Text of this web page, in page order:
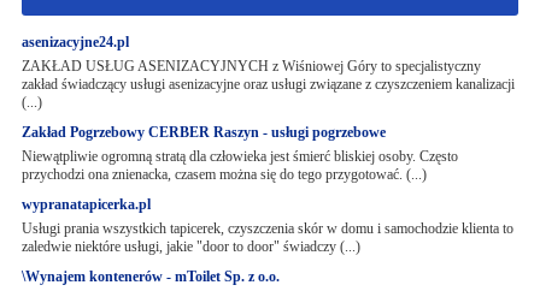
asenizacyjne24.pl
ZAKŁAD USŁUG ASENIZACYJNYCH z Wiśniowej Góry to specjalistyczny
zakład świadczący usługi asenizacyjne oraz usługi związane z czyszczeniem kanalizacji
(...)
Zakład Pogrzebowy CERBER Raszyn - usługi pogrzebowe
Niewątpliwie ogromną stratą dla człowieka jest śmierć bliskiej osoby. Często
przychodzi ona znienacka, czasem można się do tego przygotować. (...)
wypranatapicerka.pl
Usługi prania wszystkich tapicerek, czyszczenia skór w domu i samochodzie klienta to
zaledwie niektóre usługi, jakie "door to door" świadczy (...)
\Wynajem kontenerów - mToilet Sp. z o.o.